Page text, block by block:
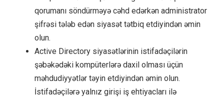
qorumanı söndürməyə cəhd edərkən administrator
şifrəsi tələb edən siyasət tətbiq etdiyindən əmin
olun.
Active Directory siyasətlərinin istifadəçilərin
şəbəkədəki kompüterlərə daxil olması üçün
məhdudiyyətlər təyin etdiyindən əmin olun.
İstifadəçilərə yalnız girişi iş ehtiyacları ilə